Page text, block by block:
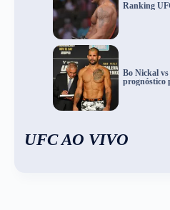
Ranking
Bo Nickal
prognóstico
UFC AO VIVO